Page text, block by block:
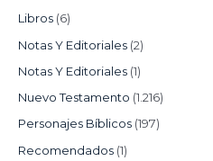
Libros (6)
Notas Y Editoriales (2)
Notas Y Editoriales (1)
Nuevo Testamento (1.216)
Personajes Bíblicos (197)
Recomendados (1)